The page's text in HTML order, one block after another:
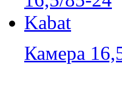
Камера